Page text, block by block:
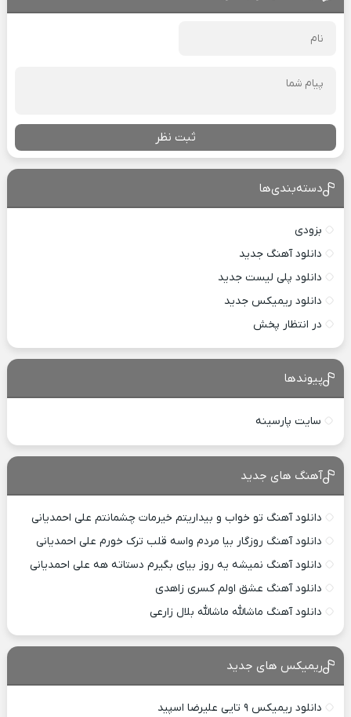
ثبت نظر
دسته‌بندی‌ها
بزودی
دانلود آهنگ جدید
دانلود پلی لیست جدید
دانلود ریمیکس جدید
در انتظار پخش
پیوندها
سایت پارسینه
آهنگ های جدید
دانلود آهنگ تو خواب و بیداریتم خیرمات چشمانتم علی احمدیانی
دانلود آهنگ روزگار بیا مردم واسه قلب ترک خورم علی احمدیانی
دانلود آهنگ نمیشه یه روز بیای بگیرم دستاته هه علی احمدیانی
دانلود آهنگ عشق اولم کسری زاهدی
دانلود آهنگ ماشالله ماشالله بلال زارعی
ریمیکس های جدید
دانلود ریمیکس ۹ تایی علیرضا اسپید